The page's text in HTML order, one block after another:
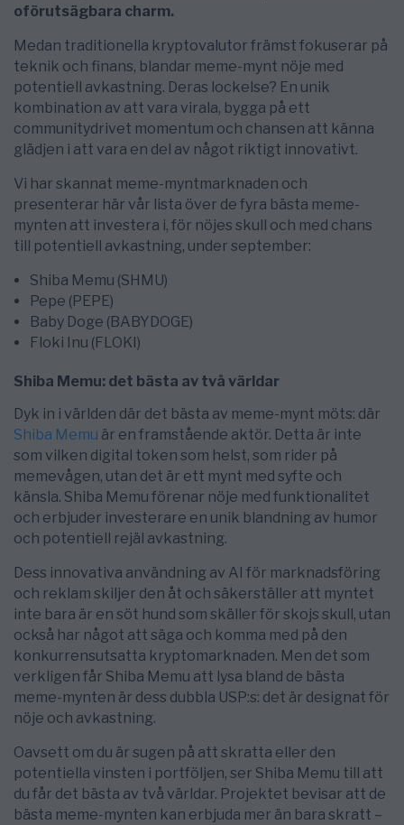
oförutsägbara charm.
Medan traditionella kryptovalutor främst fokuserar på
teknik och finans, blandar meme-mynt nöje med
potentiell avkastning. Deras lockelse? En unik
kombination av att vara virala, bygga på ett
communitydrivet momentum och chansen att känna
glädjen i att vara en del av något riktigt innovativt.
Vi har skannat meme-myntmarknaden och
presenterar här vår lista över de fyra bästa meme-
mynten att investera i, för nöjes skull och med chans
till potentiell avkastning, under september:
Shiba Memu (SHMU)
Pepe (PEPE)
Baby Doge (BABYDOGE)
Floki Inu (FLOKI)
Shiba Memu: det bästa av två världar
Dyk in i världen där det bästa av meme-mynt möts: där
Shiba Memu är en framstående aktör. Detta är inte
som vilken digital token som helst, som rider på
memevågen, utan det är ett mynt med syfte och
känsla. Shiba Memu förenar nöje med funktionalitet
och erbjuder investerare en unik blandning av humor
och potentiell rejäl avkastning.
Dess innovativa användning av AI för marknadsföring
och reklam skiljer den åt och säkerställer att myntet
inte bara är en söt hund som skäller för skojs skull, utan
också har något att säga och komma med på den
konkurrensutsatta kryptomarknaden. Men det som
verkligen får Shiba Memu att lysa bland de bästa
meme-mynten är dess dubbla USP:s: det är designat för
nöje och avkastning.
Oavsett om du är sugen på att skratta eller den
potentiella vinsten i portföljen, ser Shiba Memu till att
du får det bästa av två världar. Projektet bevisar att de
bästa meme-mynten kan erbjuda mer än bara skratt –